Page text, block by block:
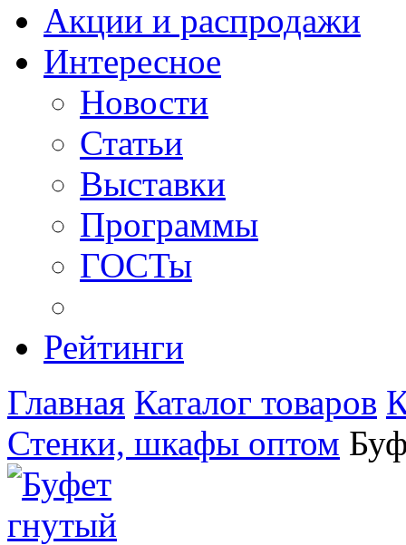
Акции и распродажи
Интересное
Новости
Статьи
Выставки
Программы
ГОСТы
Рейтинги
Главная Каталог товаров
Стенки, шкафы оптом